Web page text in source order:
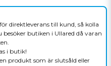
direktleverans till kund, så kolla
butiken i Ullared då varan
i butik!
produkt som är slutsåld eller